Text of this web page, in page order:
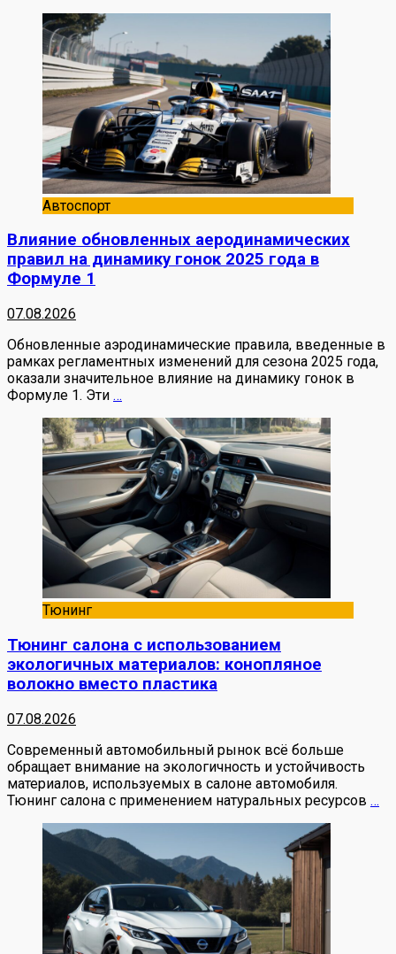
Автоспорт
Влияние обновленных аеродинамических
правил на динамику гонок 2025 года в
Формуле 1
07.08.2026
Обновленные аэродинамические правила, введенные в
рамках регламентных изменений для сезона 2025 года,
оказали значительное влияние на динамику гонок в
Формуле 1. Эти …
Тюнинг
Тюнинг салона с использованием
экологичных материалов: конопляное
волокно вместо пластика
07.08.2026
Современный автомобильный рынок всё больше
обращает внимание на экологичность и устойчивость
материалов, используемых в салоне автомобиля.
Тюнинг салона с применением натуральных ресурсов …